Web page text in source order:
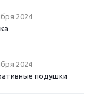
2024
2024
подушки